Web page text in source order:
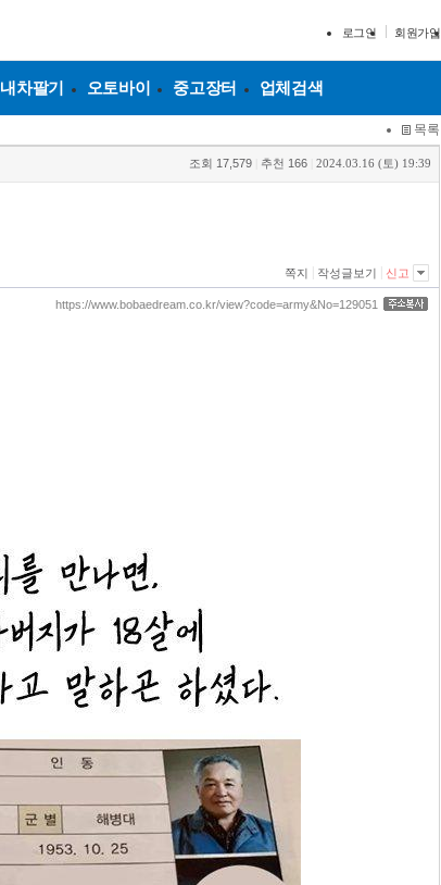
로그인 회원가입
내차팔기 오토바이 중고장터 업체검색
목록
조회 17,579 추천 166 2024.03.16 (토) 19:39
쪽지 작성글보기 신고
https://www.bobaedream.co.kr/view?code=army&No=129051